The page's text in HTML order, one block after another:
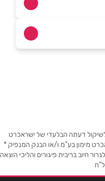
באינסטגרם
דעתה הבלעדי של ישראכרט
מימון בע"מ ו/או הבנק המנפיק *
חיוב בריבית פיגורים והליכי הוצאה